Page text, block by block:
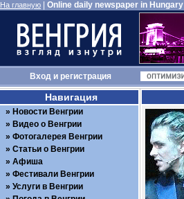
На главную Online daily newspaper in Hungary
Входи регистрация
Навигация
Новости Венгрии
Видео о Венгрии
Фотогалерея Венгрии
Статьи о Венгрии
Афиша
Фестивали Венгрии
Услуги в Венгрии